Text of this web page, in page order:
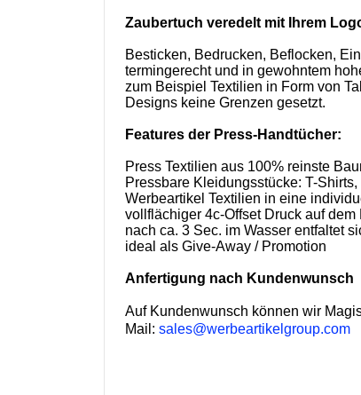
Zaubertuch veredelt mit Ihrem
Besticken, Bedrucken, Beflocken,
termingerecht und in gewohntem
zum Beispiel Textilien in Form von
Designs keine Grenzen gesetzt.
Features der Press-Handtücher:
Press Textilien aus 100% reinste
Pressbare Kleidungsstücke: T-
Werbeartikel Textilien in eine
vollflächiger 4c-Offset Druck auf dem
nach ca. 3 Sec. im Wasser entfaltet
ideal als Give-Away / Promotion
Anfertigung nach Kundenwunsch
Auf Kundenwunsch können wir
Mail:sales@werbeartikelgroup.com